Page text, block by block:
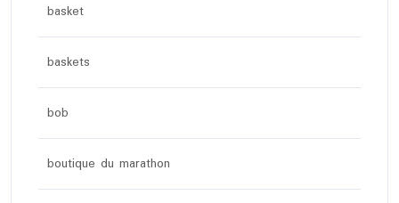
basket
baskets
bob
boutique du marathon